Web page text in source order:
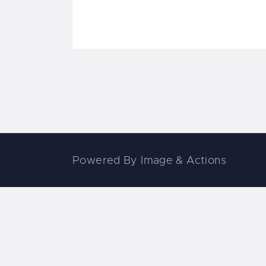
Powered By Image & Actions